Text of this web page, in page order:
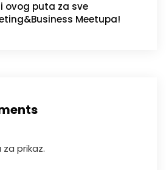
ovog puta za sve
Meetupa!
prikaz.